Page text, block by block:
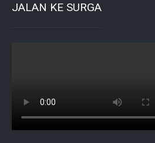
JALAN KE SURGA